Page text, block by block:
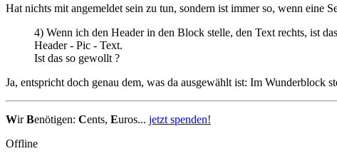
Hat nichts mit angemeldet sein zu tun, sondern ist immer so, wenn eine
4) Wenn ich den Header in den Block stelle, den Text rechts, ist
Header - Pic - Text.
Ist das so gewollt ?
Ja, entspricht doch genau dem, was da ausgewählt ist: Im Wunderblock
WirBenötigen: Cents, Euros... jetzt spenden!
Offline